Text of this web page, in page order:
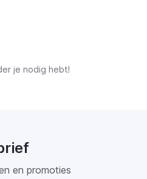
je nodig hebt!
en promoties